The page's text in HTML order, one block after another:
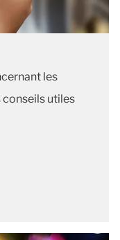
les
utiles
vos pneus